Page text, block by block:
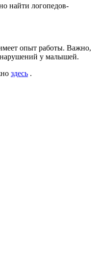
найти логопедов-
опыт работы. Важно,
нарушений у малышей.
здесь .